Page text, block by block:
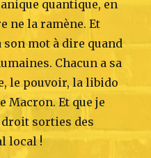
quantique, en
ne la ramène. Et
mot à dire quand
Chacun a sa
le pouvoir, la libido
Macron. Et que je
droit sorties des
local !